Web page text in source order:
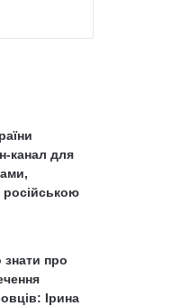
канал для
знати про
Ірина